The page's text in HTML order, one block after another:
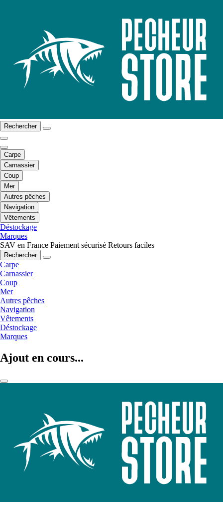
Rechercher
Carpe
Carnassier
Coup
Mer
Autres pêches
Navigation
Vêtements
Déstockage
Marques
SAV en France Paiement sécurisé Retours faciles
Rechercher
Carpe
Carnassier
Coup
Mer
Autres pêches
Navigation
Vêtements
Déstockage
Marques
Ajout en cours...